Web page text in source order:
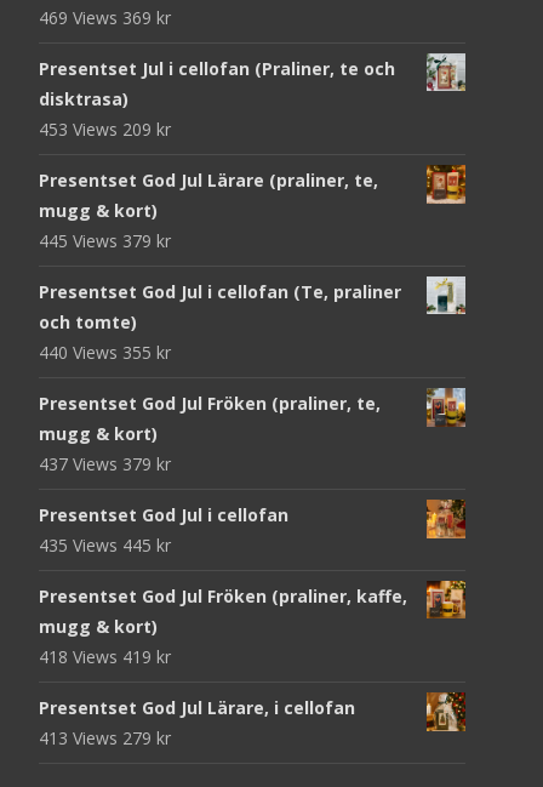
469 Views 369 kr
Presentset Jul i cellofan (Praliner, te och
disktrasa)
453 Views 209 kr
Presentset God Jul Lärare (praliner, te,
mugg & kort)
445 Views 379 kr
Presentset God Jul i cellofan (Te, praliner
och tomte)
440 Views 355 kr
Presentset God Jul Fröken (praliner, te,
mugg & kort)
437 Views 379 kr
Presentset God Jul i cellofan
435 Views 445 kr
Presentset God Jul Fröken (praliner, kaffe,
mugg & kort)
418 Views 419 kr
Presentset God Jul Lärare, i cellofan
413 Views 279 kr